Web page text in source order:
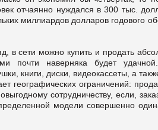
отчаянно нуждался в 300 тыс.
миллиардов долларов годового
в сети можно купить и продать
почти наверняка будет
книги, диски, видеокассеты, а
географических ограничений:
сотрудничеству, если,
модели совершенно